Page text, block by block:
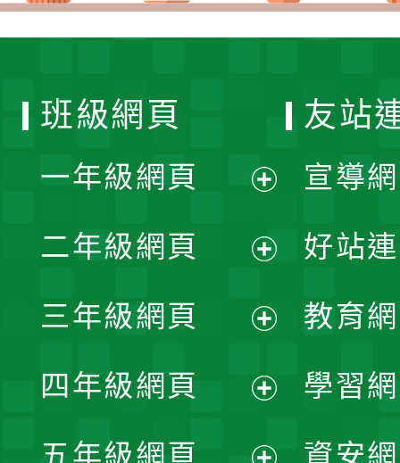
班級網頁
一年級網頁
開
選
單
二年級網頁
開
選
單
三年級網頁
開
四年級網頁
五年級網頁
友站
宣導
好站
教育
學習
資安